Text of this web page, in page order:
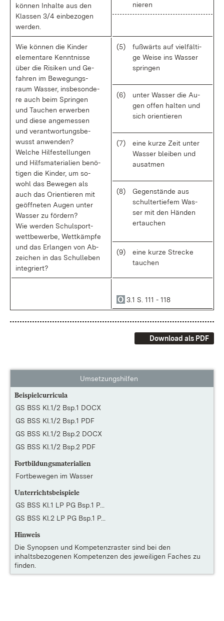
kön­nen In­hal­te aus den
Klas­sen 3/4 ein­be­zo­gen
wer­den.
nie­ren
Wie kön­nen die Kin­der
ele­men­ta­re Kennt­nis­se
über die Ri­si­ken und Ge­
fah­ren im Be­we­gungs­
raum Was­ser, ins­be­son­de­
re auch beim Sprin­gen
und Tau­chen er­wer­ben
und die­se an­ge­mes­sen
und ver­ant­wor­tungs­be­
wusst an­wen­den?
Wel­che Hil­fe­stel­lun­gen
und Hilfs­ma­te­ria­li­en be­nö­
ti­gen die Kin­der, um so­
wohl das Be­we­gen als
auch das Ori­en­tie­ren mit
ge­öff­ne­ten Au­gen un­ter
Was­ser zu för­dern?
Wie wer­den Schul­sport­
wett­be­wer­be, Wett­kämp­fe
und das Er­lan­gen von Ab­
zei­chen in das Schul­le­ben
in­te­griert?
(5)
fuß­wärts auf viel­fäl­ti­
ge Wei­se ins Was­ser
sprin­gen
(6)
un­ter Was­ser die Au­
gen of­fen hal­ten und
sich ori­en­tie­ren
(7)
ei­ne kur­ze Zeit un­ter
Was­ser blei­ben und
aus­at­men
(8)
Ge­gen­stän­de aus
schul­ter­tie­fem Was­
ser mit den Hän­den
er­tau­chen
(9)
ei­ne kur­ze Stre­cke
tau­chen
3.1 S. 111 - 118
Download als PDF
Umsetzungshilfen
Beispielcurricula
GS BSS Kl.1/2 Bsp.1 DOCX
GS BSS Kl.1/2 Bsp.1 PDF
GS BSS Kl.1/2 Bsp.2 DOCX
GS BSS Kl.1/2 Bsp.2 PDF
Fortbildungsmaterialien
Fortbewegen im Wasser
Unterrichtsbeispiele
GS BSS Kl.1 LP PG Bsp.1 P...
GS BSS Kl.2 LP PG Bsp.1 P...
Hinweis
Die Synopsen und Kompetenzraster sind bei den
inhaltsbezogenen Kompetenzen des jeweiligen Faches zu
finden.